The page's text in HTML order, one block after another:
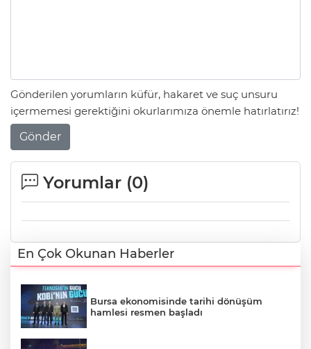
Gönderilen yorumların küfür, hakaret ve suç unsuru
içermemesi gerektiğini okurlarımıza önemle hatırlatırız!
Gönder
Yorumlar (0)
En Çok Okunan Haberler
Bursa ekonomisinde tarihi dönüşüm
hamlesi resmen başladı